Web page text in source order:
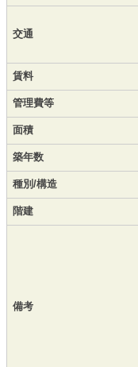
交通
賃料
管理費等
面積
築年数
種別/構造
階建
備考